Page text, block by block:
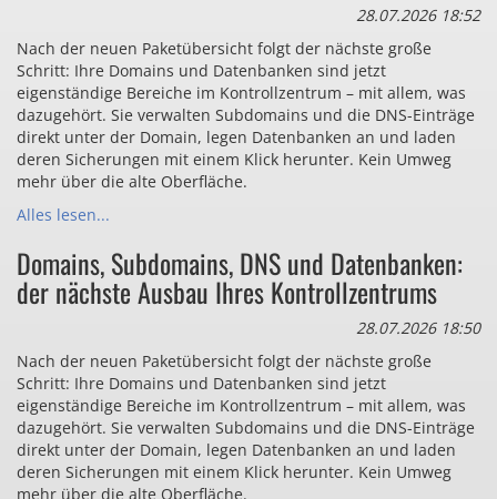
28.07.2026 18:52
Nach der neuen Paketübersicht folgt der nächste große
Schritt: Ihre Domains und Datenbanken sind jetzt
eigenständige Bereiche im Kontrollzentrum – mit allem, was
dazugehört. Sie verwalten Subdomains und die DNS-Einträge
direkt unter der Domain, legen Datenbanken an und laden
deren Sicherungen mit einem Klick herunter. Kein Umweg
mehr über die alte Oberfläche.
Alles lesen...
Domains, Subdomains, DNS und Datenbanken:
der nächste Ausbau Ihres Kontrollzentrums
28.07.2026 18:50
Nach der neuen Paketübersicht folgt der nächste große
Schritt: Ihre Domains und Datenbanken sind jetzt
eigenständige Bereiche im Kontrollzentrum – mit allem, was
dazugehört. Sie verwalten Subdomains und die DNS-Einträge
direkt unter der Domain, legen Datenbanken an und laden
deren Sicherungen mit einem Klick herunter. Kein Umweg
mehr über die alte Oberfläche.